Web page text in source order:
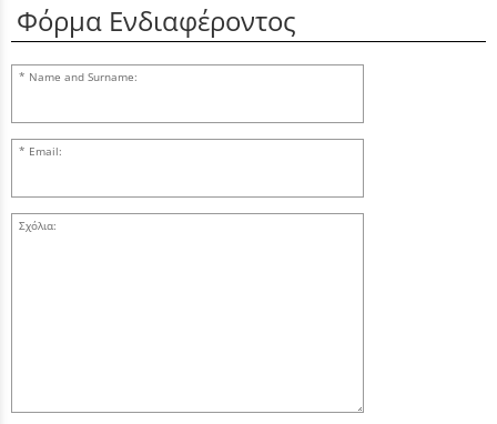
Φόρμα Ενδιαφέροντος
Name and Surname:
Email:
Σχόλια: